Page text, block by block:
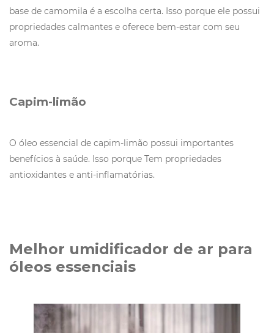
base de camomila é a escolha certa. Isso porque ele possui
propriedades calmantes e oferece bem-estar com seu
aroma.
Capim-limão
O óleo essencial de capim-limão possui importantes
benefícios à saúde. Isso porque Tem propriedades
antioxidantes e anti-inflamatórias.
Melhor umidificador de ar para
óleos essenciais